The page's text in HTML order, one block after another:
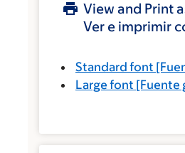
View and Print
Ver e imprimir
Standard font
Large font [Fuente